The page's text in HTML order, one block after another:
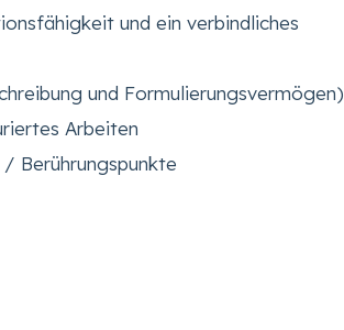
und ein verbindliches
und Formulierungsvermögen)
Arbeiten
Berührungspunkte